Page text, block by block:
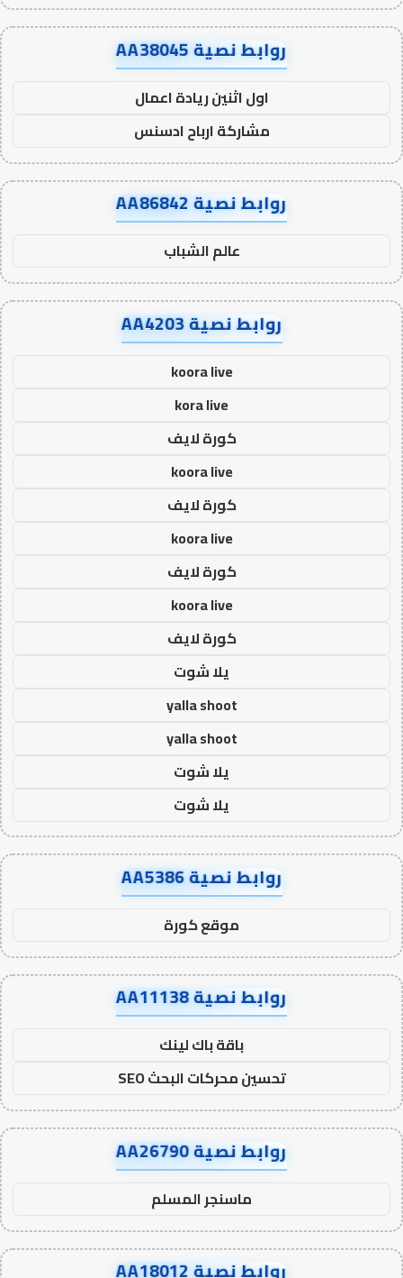
روابط نصية AA38045
اول اثنين ريادة اعمال
مشاركة ارباح ادسنس
روابط نصية AA86842
عالم الشباب
روابط نصية AA4203
koora live
kora live
كورة لايف
koora live
كورة لايف
koora live
كورة لايف
koora live
كورة لايف
يلا شوت
yalla shoot
yalla shoot
يلا شوت
يلا شوت
روابط نصية AA5386
موقع كورة
روابط نصية AA11138
باقة باك لينك
تحسين محركات البحث SEO
روابط نصية AA26790
ماسنجر المسلم
روابط نصية AA18012